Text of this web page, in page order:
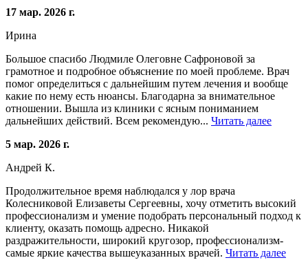
17 мар. 2026 г.
Ирина
Большое спасибо Людмиле Олеговне Сафроновой за
грамотное и подробное объяснение по моей проблеме. Врач
помог определиться с дальнейшим путем лечения и вообще
какие по нему есть нюансы. Благодарна за внимательное
отношении. Вышла из клиники с ясным пониманием
дальнейших действий. Всем рекомендую... Читать далее
5 мар. 2026 г.
Андрей К.
Продолжительное время наблюдался у лор врача
Колесниковой Елизаветы Сергеевны, хочу отметить высокий
профессионализм и умение подобрать персональный подход к
клиенту, оказать помощь адресно. Никакой
раздражительности, широкий кругозор, профессионализм-
самые яркие качества вышеуказанных врачей. Читать далее